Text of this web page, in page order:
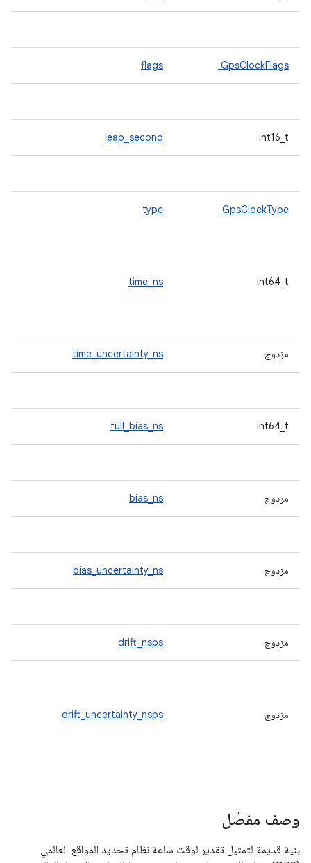
GpsClockFlags
flags
int16_t
leap_second
GpsClockType
type
int64_t
time_ns
مزدوج time_uncertainty_ns
int64_t
full_bias_ns
مزدوج bias_ns
مزدوج bias_uncertainty_ns
مزدوج drift_nsps
مزدوج drift_uncertainty_nsps
وصف مفصّل
بنية قديمة لتمثيل تقدير لوقت ساعة نظام تحديد المواقع العالمي